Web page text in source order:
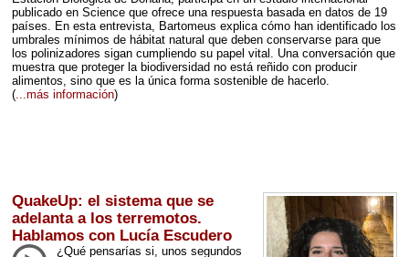
publicado en Science que ofrece una respuesta basada en datos de 19
países. En esta entrevista, Bartomeus explica cómo han identificado los
umbrales mínimos de hábitat natural que deben conservarse para que
los polinizadores sigan cumpliendo su papel vital. Una conversación que
muestra que proteger la biodiversidad no está reñido con producir
alimentos, sino que es la única forma sostenible de hacerlo.
(...más información)
QuakeUp: el sistema que se
adelanta a los terremotos.
Hablamos con Lucía Escudero
¿Qué pensarías si, unos segundos